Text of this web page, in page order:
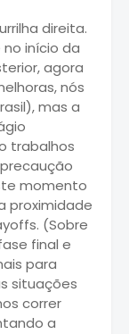
direita.
início da
agora
nós
mas a
trabalhos
momento
proximidade
(Sobre
final e
para
situações
correr
a